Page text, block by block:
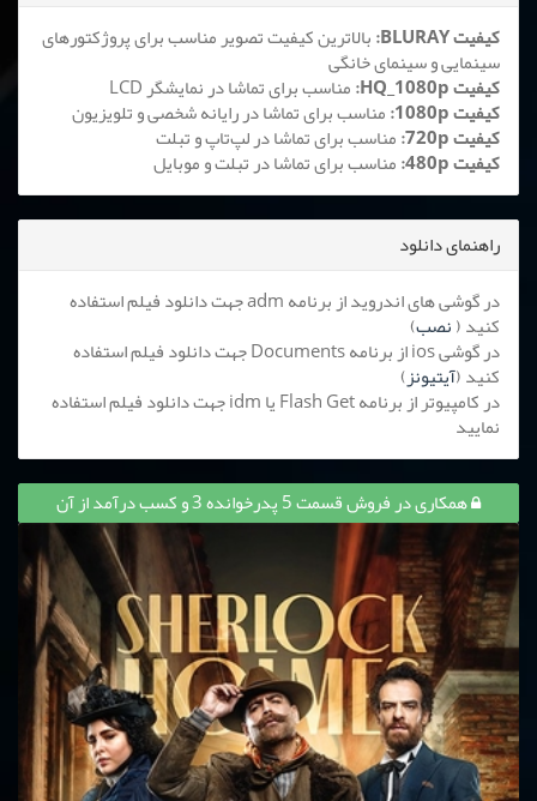
کیفیت BLURAY:
بالاترین کیفیت تصویر مناسب برای پروژکتورهای
سینمایی و سینمای خانگی
کیفیت HQ_1080p: مناسب برای تماشا در نمایشگر LCD
کیفیت 1080p: مناسب برای تماشا در رایانه شخصی و تلویزیون
کیفیت 720p: مناسب برای تماشا در لپ‌تاپ و تبلت
کیفیت 480p: مناسب برای تماشا در تبلت و موبایل
راهنمای دانلود
در گوشی های اندروید از برنامه adm جهت دانلود فیلم استفاده
کنید (نصب)
در گوشی ios از برنامه Documents جهت دانلود فیلم استفاده
کنید (آیتیونز)
در کامپیوتر از برنامه Flash Get یا idm جهت دانلود فیلم استفاده
نمایید
همکاری در فروش قسمت 5 پدرخوانده 3 و کسب درآمد از آن